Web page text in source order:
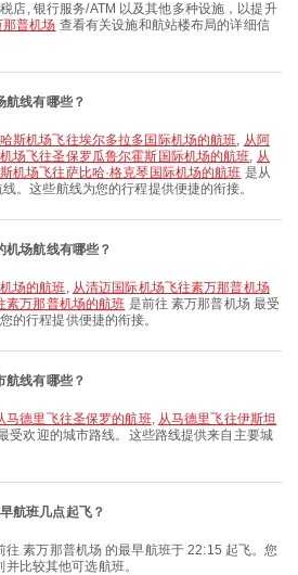
那普机场 查看有关设施和航站楼布局的详细信
航线有哪些？
哈斯机场飞往埃尔多拉多国际机场的航班, 从阿
场飞往圣保罗瓜鲁尔霍斯国际机场的航班, 从
机场飞往萨比哈·格克琴国际机场的航班 是从
。这些航线为您的行程提供便捷的衔接。
机场航线有哪些？
场的航班, 从清迈国际机场飞往素万那普机场
素万那普机场的航班 是前往 素万那普机场 最受
的行程提供便捷的衔接。
航线有哪些？
马德里飞往圣保罗的航班, 从马德里飞往伊斯坦
受欢迎的城市路线。这些路线提供来自主要城
航班几点起飞？
比较其他可选航班。